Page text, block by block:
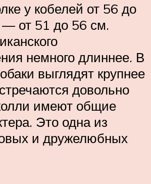
у кобелей от 56 до
— от 51 до 56 см.
немного длиннее. В
выглядят крупнее
довольно
имеют общие
Это одна из
и дружелюбных